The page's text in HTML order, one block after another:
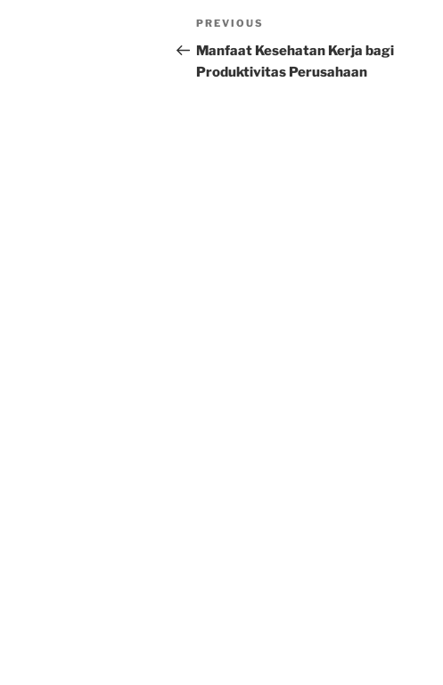
Post
navigation
Previous
Post
PREVIOUS
Manfaat Kesehatan Kerja bagi
Produktivitas Perusahaan